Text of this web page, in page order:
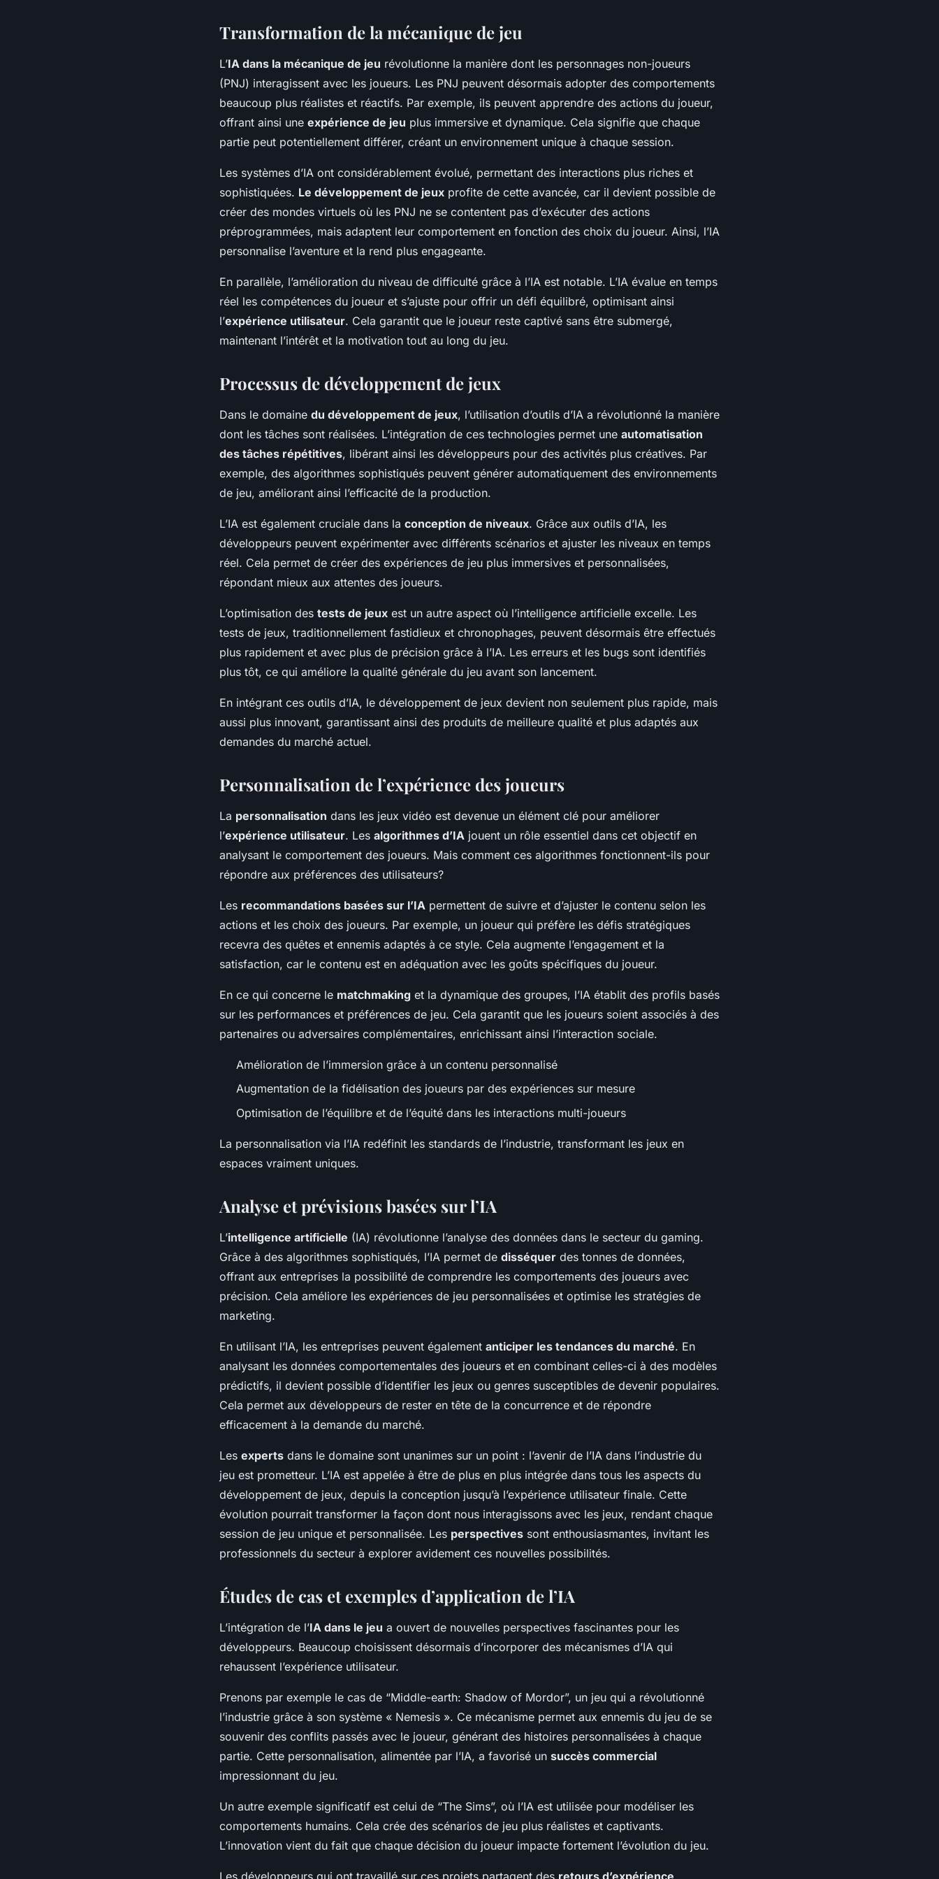
Transformation de la mécanique de jeu
L’IA dans la mécanique de jeu révolutionne la manière dont les personnages non-joueurs
(PNJ) interagissent avec les joueurs. Les PNJ peuvent désormais adopter des comportements
beaucoup plus réalistes et réactifs. Par exemple, ils peuvent apprendre des actions du joueur,
offrant ainsi une expérience de jeu plus immersive et dynamique. Cela signifie que chaque
partie peut potentiellement différer, créant un environnement unique à chaque session.
Les systèmes d’IA ont considérablement évolué, permettant des interactions plus riches et
sophistiquées. Le développement de jeux profite de cette avancée, car il devient possible de
créer des mondes virtuels où les PNJ ne se contentent pas d’exécuter des actions
préprogrammées, mais adaptent leur comportement en fonction des choix du joueur. Ainsi, l’IA
personnalise l’aventure et la rend plus engageante.
En parallèle, l’amélioration du niveau de difficulté grâce à l’IA est notable. L’IA évalue en temps
réel les compétences du joueur et s’ajuste pour offrir un défi équilibré, optimisant ainsi
l’expérience utilisateur. Cela garantit que le joueur reste captivé sans être submergé,
maintenant l’intérêt et la motivation tout au long du jeu.
Processus de développement de jeux
Dans le domaine du développement de jeux, l’utilisation d’outils d’IA a révolutionné la manière
dont les tâches sont réalisées. L’intégration de ces technologies permet une automatisation
des tâches répétitives, libérant ainsi les développeurs pour des activités plus créatives. Par
exemple, des algorithmes sophistiqués peuvent générer automatiquement des environnements
de jeu, améliorant ainsi l’efficacité de la production.
L’IA est également cruciale dans la conception de niveaux. Grâce aux outils d’IA, les
développeurs peuvent expérimenter avec différents scénarios et ajuster les niveaux en temps
réel. Cela permet de créer des expériences de jeu plus immersives et personnalisées,
répondant mieux aux attentes des joueurs.
L’optimisation des tests de jeux est un autre aspect où l’intelligence artificielle excelle. Les
tests de jeux, traditionnellement fastidieux et chronophages, peuvent désormais être effectués
plus rapidement et avec plus de précision grâce à l’IA. Les erreurs et les bugs sont identifiés
plus tôt, ce qui améliore la qualité générale du jeu avant son lancement.
En intégrant ces outils d’IA, le développement de jeux devient non seulement plus rapide, mais
aussi plus innovant, garantissant ainsi des produits de meilleure qualité et plus adaptés aux
demandes du marché actuel.
Personnalisation de l’expérience des joueurs
La personnalisation dans les jeux vidéo est devenue un élément clé pour améliorer
l’expérience utilisateur. Les algorithmes d’IA jouent un rôle essentiel dans cet objectif en
analysant le comportement des joueurs. Mais comment ces algorithmes fonctionnent-ils pour
répondre aux préférences des utilisateurs?
Les recommandations basées sur l’IA permettent de suivre et d’ajuster le contenu selon les
actions et les choix des joueurs. Par exemple, un joueur qui préfère les défis stratégiques
recevra des quêtes et ennemis adaptés à ce style. Cela augmente l’engagement et la
satisfaction, car le contenu est en adéquation avec les goûts spécifiques du joueur.
En ce qui concerne le matchmaking et la dynamique des groupes, l’IA établit des profils basés
sur les performances et préférences de jeu. Cela garantit que les joueurs soient associés à des
partenaires ou adversaires complémentaires, enrichissant ainsi l’interaction sociale.
Amélioration de l’immersion grâce à un contenu personnalisé
Augmentation de la fidélisation des joueurs par des expériences sur mesure
Optimisation de l’équilibre et de l’équité dans les interactions multi-joueurs
La personnalisation via l’IA redéfinit les standards de l’industrie, transformant les jeux en
espaces vraiment uniques.
Analyse et prévisions basées sur l’IA
L’intelligence artificielle (IA) révolutionne l’analyse des données dans le secteur du gaming.
Grâce à des algorithmes sophistiqués, l’IA permet de disséquer des tonnes de données,
offrant aux entreprises la possibilité de comprendre les comportements des joueurs avec
précision. Cela améliore les expériences de jeu personnalisées et optimise les stratégies de
marketing.
En utilisant l’IA, les entreprises peuvent également anticiper les tendances du marché. En
analysant les données comportementales des joueurs et en combinant celles-ci à des modèles
prédictifs, il devient possible d’identifier les jeux ou genres susceptibles de devenir populaires.
Cela permet aux développeurs de rester en tête de la concurrence et de répondre
efficacement à la demande du marché.
Les experts dans le domaine sont unanimes sur un point : l’avenir de l’IA dans l’industrie du
jeu est prometteur. L’IA est appelée à être de plus en plus intégrée dans tous les aspects du
développement de jeux, depuis la conception jusqu’à l’expérience utilisateur finale. Cette
évolution pourrait transformer la façon dont nous interagissons avec les jeux, rendant chaque
session de jeu unique et personnalisée. Les perspectives sont enthousiasmantes, invitant les
professionnels du secteur à explorer avidement ces nouvelles possibilités.
Études de cas et exemples d’application de l’IA
L’intégration de l’IA dans le jeu a ouvert de nouvelles perspectives fascinantes pour les
développeurs. Beaucoup choisissent désormais d’incorporer des mécanismes d’IA qui
rehaussent l’expérience utilisateur.
Prenons par exemple le cas de “Middle-earth: Shadow of Mordor”, un jeu qui a révolutionné
l’industrie grâce à son système « Nemesis ». Ce mécanisme permet aux ennemis du jeu de se
souvenir des conflits passés avec le joueur, générant des histoires personnalisées à chaque
partie. Cette personnalisation, alimentée par l’IA, a favorisé un succès commercial
impressionnant du jeu.
Un autre exemple significatif est celui de “The Sims”, où l’IA est utilisée pour modéliser les
comportements humains. Cela crée des scénarios de jeu plus réalistes et captivants.
L’innovation vient du fait que chaque décision du joueur impacte fortement l’évolution du jeu.
Les développeurs qui ont travaillé sur ces projets partagent des retours d’expérience